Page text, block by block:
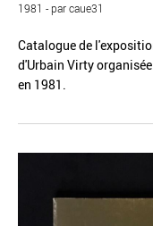
1981 - par caue31
Catalogue de
d'Urbain Virty
en 1981.